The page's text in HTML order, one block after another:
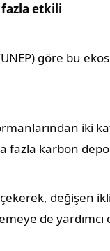
fazla etkili
göre bu
iki
fazla karbon
değişen
de yardımcı